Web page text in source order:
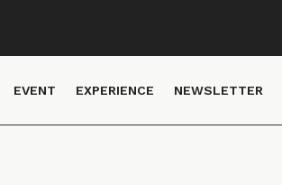
EVENT EXPERIENCE NEWSLETTER